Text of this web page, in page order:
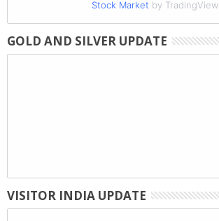
Stock Market by TradingView
GOLD AND SILVER UPDATE
VISITOR INDIA UPDATE